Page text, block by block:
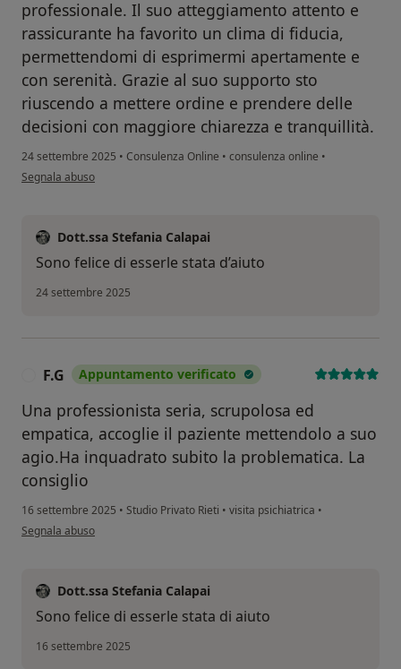
professionale. Il suo atteggiamento attento e
rassicurante ha favorito un clima di fiducia,
permettendomi di esprimermi apertamente e
con serenità. Grazie al suo supporto sto
riuscendo a mettere ordine e prendere delle
decisioni con maggiore chiarezza e tranquillità.
24 settembre 2025 • Consulenza Online • consulenza online •
secondo l'opinione dell'utente Luiggina Rossi
Segnala abuso
Dott.ssa Stefania Calapai
Sono felice di esserle stata d’aiuto
24 settembre 2025
F.G Appuntamento verificato
Una professionista seria, scrupolosa ed
empatica, accoglie il paziente mettendolo a suo
agio.Ha inquadrato subito la problematica. La
consiglio
16 settembre 2025 • Studio Privato Rieti • visita psichiatrica •
secondo l'opinione dell'utente F.G
Segnala abuso
Dott.ssa Stefania Calapai
Sono felice di esserle stata di aiuto
16 settembre 2025